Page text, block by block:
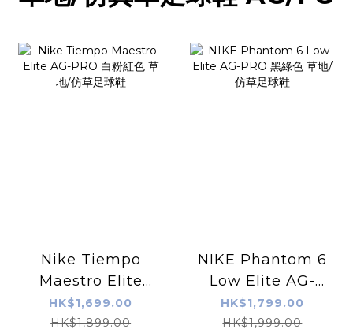
Nike Tiempo
Maestro Elite
AG-PRO 白粉紅色
草地/仿草足球鞋
HK$1,699.00
HK$1,899.00
NIKE Phantom 6
Low Elite AG-
PRO 黑綠色 草地/
仿草足球鞋
HK$1,799.00
HK$1,999.00